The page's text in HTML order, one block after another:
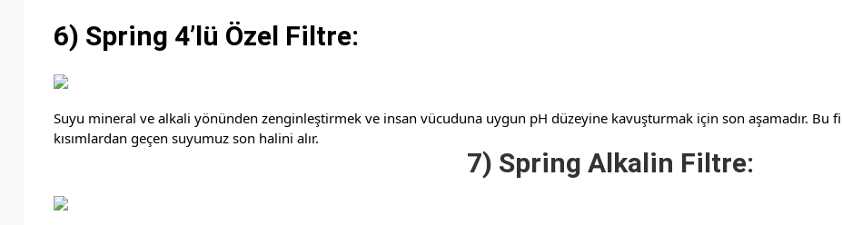
6) Spring 4’lü Özel Filtre:
Suyu mineral ve alkali yönünden zenginleştirmek ve insan vücuduna uygun pH düzeyine kavuşturmak için son aşamadır. Bu
kısımlardan geçen suyumuz son halini alır.
7) Spring Alkalin Filtre: